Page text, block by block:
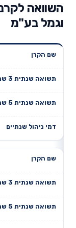
השוואה
וגמל בע"מ